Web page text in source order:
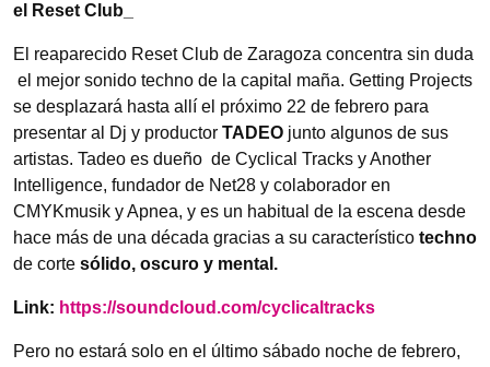
el Reset Club_
El reaparecido Reset Club de Zaragoza concentra sin duda
el mejor sonido techno de la capital maña. Getting Projects
se desplazará hasta allí el próximo 22 de febrero para
presentar al Dj y productor TADEO junto algunos de sus
artistas. Tadeo es dueño de Cyclical Tracks y Another
Intelligence, fundador de Net28 y colaborador en
CMYKmusik y Apnea, y es un habitual de la escena desde
hace más de una década gracias a su característico techno
de corte sólido, oscuro y mental.
Link: https://soundcloud.com/cyclicaltracks
Pero no estará solo en el último sábado noche de febrero,